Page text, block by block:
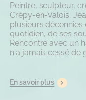
Peintre, sculpteur,
Crépy-en-Valois,
plusieurs
quotidien, de ses
Rencontre avec un
n'a jamais cessé de
En savoir plus